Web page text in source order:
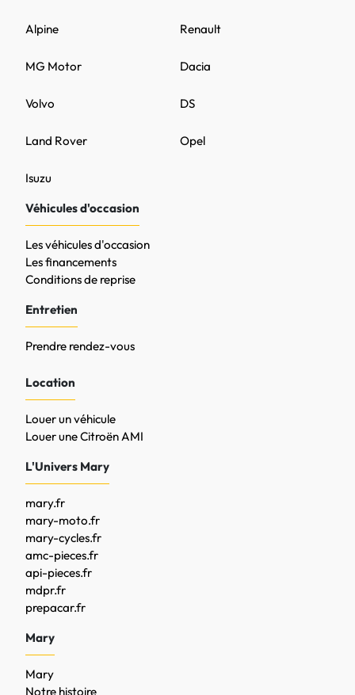
DS
MG Motor
Opel
Volvo
Renault
Land Rover
Dacia
Alpine
Isuzu
Véhicules d'occasion
Les véhicules d'occasion
Les financements
Conditions de reprise
Entretien
Prendre rendez-vous
Location
Louer un véhicule
Louer une Citroën AMI
L'Univers Mary
mary.fr
mary-moto.fr
mary-cycles.fr
amc-pieces.fr
api-pieces.fr
mdpr.fr
prepacar.fr
Mary
Mary
Notre histoire